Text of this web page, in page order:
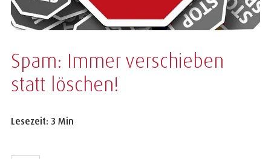
Spam: Immer verschieben
statt löschen!
Lesezeit: 3 Min